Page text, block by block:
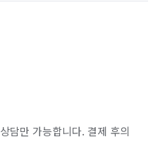
담만 가능합니다. 결제 후의